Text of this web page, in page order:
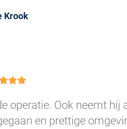
Krook
operatie. Ook neemt hij
en prettige